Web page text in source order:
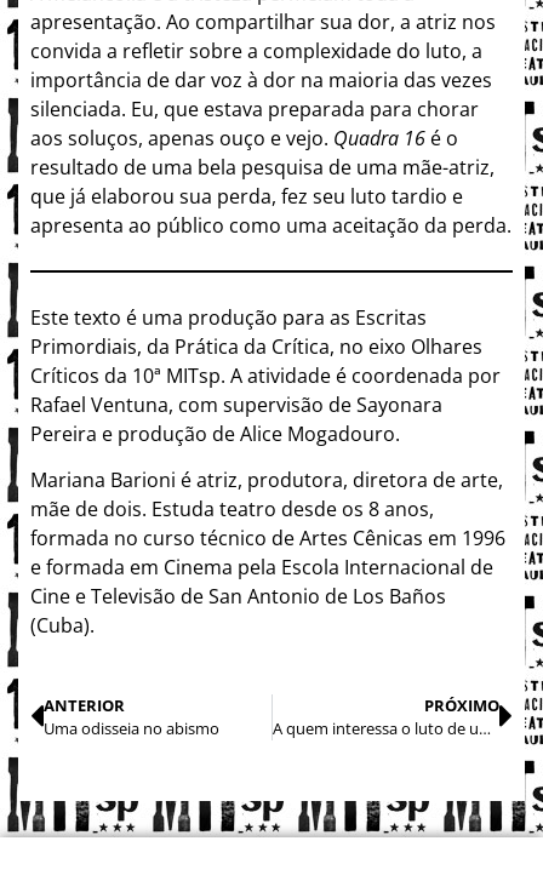
apresentação. Ao compartilhar sua dor, a atriz nos
convida a refletir sobre a complexidade do luto, a
importância de dar voz à dor na maioria das vezes
silenciada. Eu, que estava preparada para chorar
aos soluços, apenas ouço e vejo. Quadra 16 é o
resultado de uma bela pesquisa de uma mãe-atriz,
que já elaborou sua perda, fez seu luto tardio e
apresenta ao público como uma aceitação da perda.
Este texto é uma produção para as Escritas
Primordiais, da Prática da Crítica, no eixo Olhares
Críticos da 10ª MITsp. A atividade é coordenada por
Rafael Ventuna, com supervisão de Sayonara
Pereira e produção de Alice Mogadouro.
Mariana Barioni é atriz, produtora, diretora de arte,
mãe de dois. Estuda teatro desde os 8 anos,
formada no curso técnico de Artes Cênicas em 1996
e formada em Cinema pela Escola Internacional de
Cine e Televisão de San Antonio de Los Baños
(Cuba).
ANTERIOR
Uma odisseia no abismo
PRÓXIMO
A quem interessa o luto de uma mãe?